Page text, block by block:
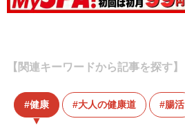
【関連キーワードから記事を探す】
健康 大人の健康道 腸活